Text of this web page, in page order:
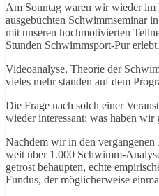
Am Sonntag waren wir wieder im
ausgebuchten Schwimmseminar
mit unseren hochmotivierten
Stunden Schwimmsport-Pur erlebt.
Videoanalyse, Theorie der
vieles mehr standen auf dem
Die Frage nach solch einer
wieder interessant: was haben wir
Nachdem wir in den vergangenen
weit über 1.000 Schwimm-
getrost behaupten, echte
Fundus, der möglicherweise